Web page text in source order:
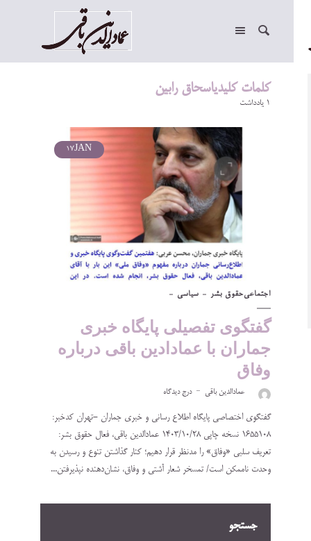
کلمات کلیدیاسحاق رابین
1 یادداشت
JAN
17
اجتماعیحقوق بشر سیاسی
گفتگوی تفصیلی پایگاه خبری
جماران با عمادادین باقی درباره
وفاق
عمادالدین باقی درج دیدگاه
گفتگوی اختصاصی پایگاه اطلاع رسانی و خبری جماران -تهران کدخبر:
1655108 نسخه چاپی ۱۴۰۳/۱۰/۲۸ عمادالدین باقی، فعال حقوق بشر:
تعریف سلبی «وفاق» را مدنظر قرار دهیم؛ کنار گذاشتن تنوع و رسیدن به
وحدت ناممکن است/ تمسخر شعار آشتی و وفاق، نشان‌دهنده نپذیرفتن...
جستجو